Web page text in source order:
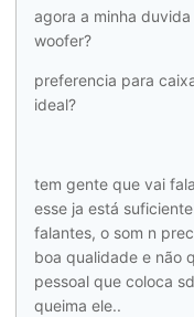
agora a minha
woofer?
preferencia para
ideal?
tem gente que vai
esse ja está
falantes, o som n
boa qualidade e não
pessoal que coloca
queima ele..